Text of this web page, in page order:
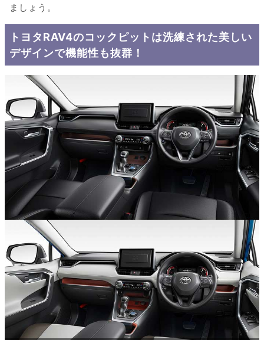
ましょう。
トヨタRAV4のコックピットは洗練された美しい
デザインで機能性も抜群！